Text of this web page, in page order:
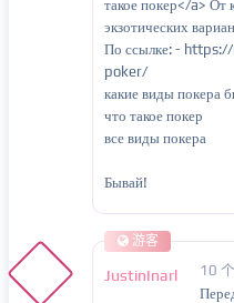
такое покер</a> От
экзотических
По ссылке: -
poker/
какие виды покера
что такое покер
все виды покера
Бывай!
游客
JustinInarl
10